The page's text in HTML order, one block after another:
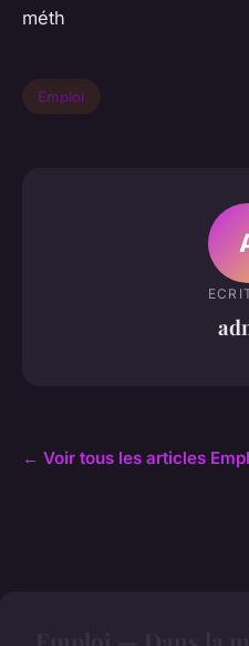
méth
Emploi
← Voir tous les articles